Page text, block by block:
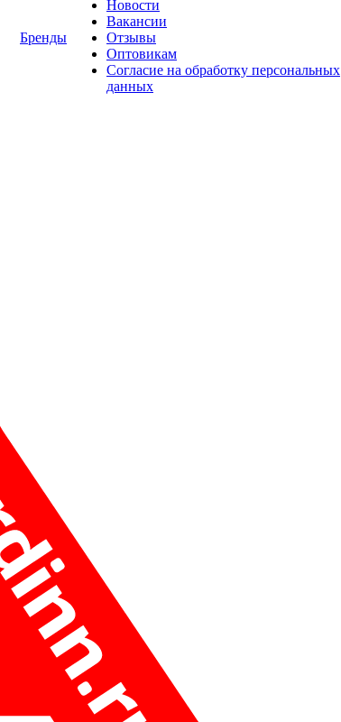
Бренды
Новости
Вакансии
Отзывы
Оптовикам
Cогласие на обработку персональных
данных